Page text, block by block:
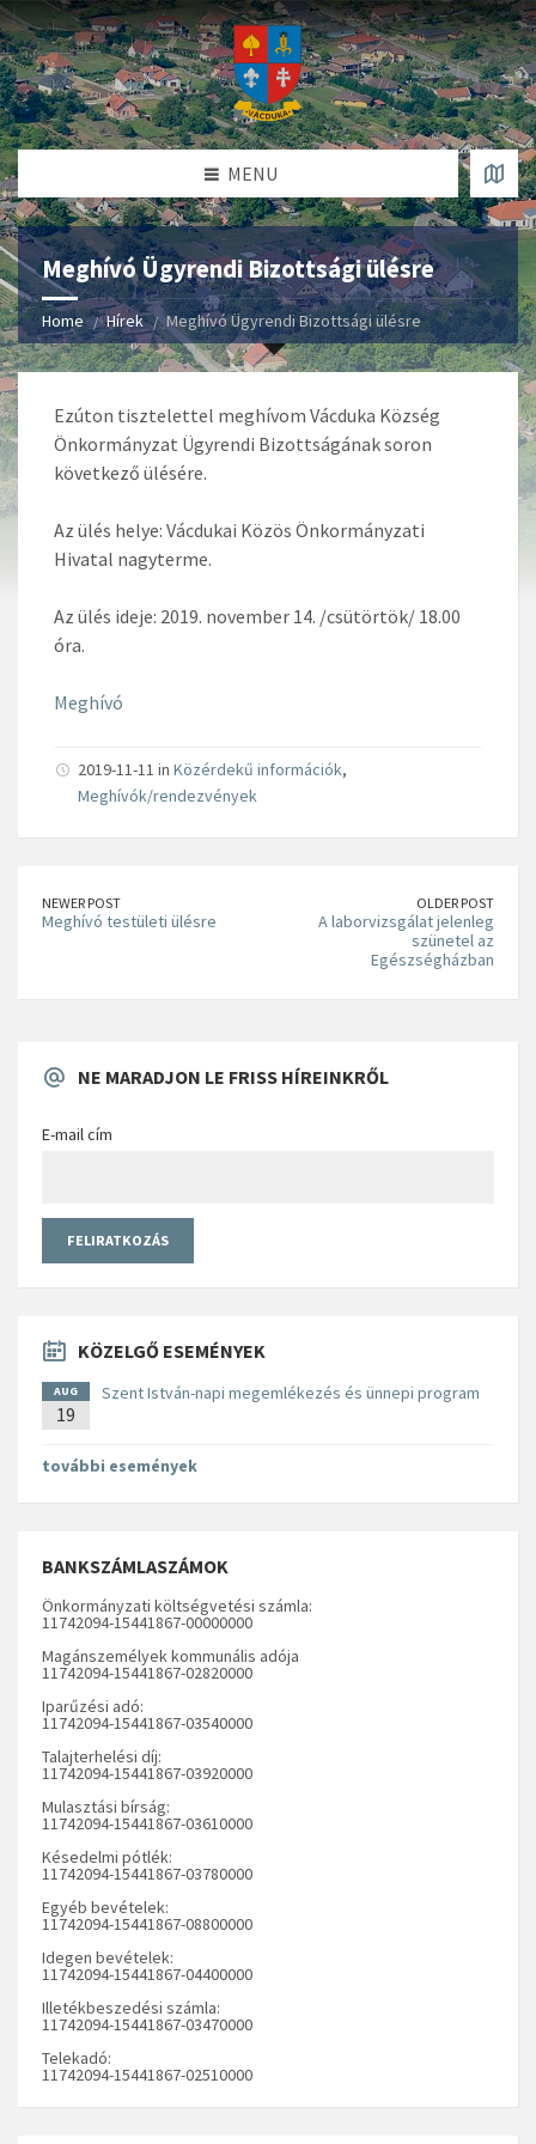
MENU
Meghívó Ügyrendi Bizottsági ülésre
Home Hírek Meghívó Ügyrendi Bizottsági ülésre
Ezúton tisztelettel meghívom Vácduka Község
Önkormányzat Ügyrendi Bizottságának soron
következő ülésére.
Az ülés helye: Vácdukai Közös Önkormányzati
Hivatal nagyterme.
Az ülés ideje: 2019. november 14. /csütörtök/ 18.00
óra.
Meghívó
2019-11-11 in Közérdekű információk,
Meghívók/rendezvények
NEWER POST
Meghívó testületi ülésre
OLDER POST
A laborvizsgálat jelenleg
szünetel az
Egészségházban
NE MARADJON LE FRISS HÍREINKRŐL
E-mail cím
KÖZELGŐ ESEMÉNYEK
AUG
19
Szent István-napi megemlékezés és ünnepi program
további események
BANKSZÁMLASZÁMOK
Önkormányzati költségvetési számla:
11742094-15441867-00000000
Magánszemélyek kommunális adója
11742094-15441867-02820000
Iparűzési adó:
11742094-15441867-03540000
Talajterhelési díj:
11742094-15441867-03920000
Mulasztási bírság:
11742094-15441867-03610000
Késedelmi pótlék:
11742094-15441867-03780000
Egyéb bevételek:
11742094-15441867-08800000
Idegen bevételek:
11742094-15441867-04400000
Illetékbeszedési számla:
11742094-15441867-03470000
Telekadó:
11742094-15441867-02510000